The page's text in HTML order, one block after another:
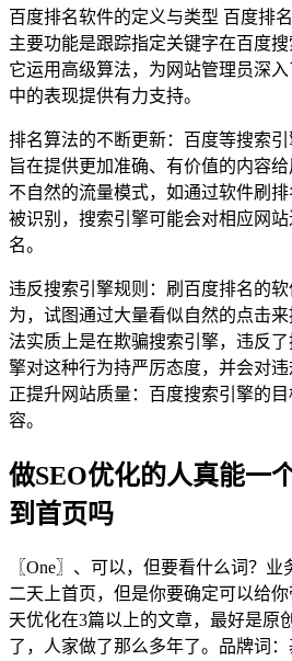
百度排名软件的定义与类型 百度排
主要功能是跟踪指定关键字在百度搜
它运用高级算法，为网站管理员深
中的表现提供有力支持。
排名算法的不断更新：百度等搜索引
旨在提供更加准确、有价值的内容
不自然的流量模式，如通过软件刷
被识别，搜索引擎可能会对相应网
名。
违反搜索引擎规则：刷百度排名的
为，试图通过大量看似自然的点击
法实质上是在欺骗搜索引擎，违反了
擎对这种行为持严厉态度，并会对
正提升网站质量：百度搜索引擎的
容。
做SEO优化的人真能一
到首页吗
〖One〗、可以，但要看什么词？
二天上首页，但是你要确定可以给
天优化在3篇以上的文章，最好是原
了，人家做了那么多年了。品牌词